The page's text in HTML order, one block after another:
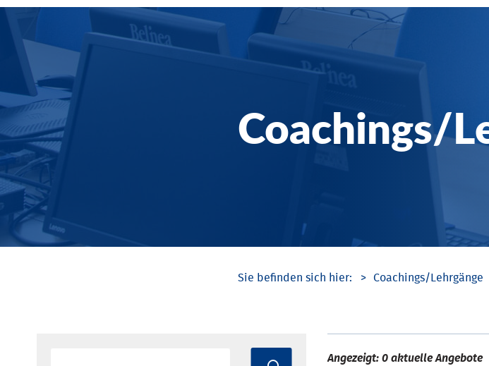
Coachings/­
Coachings/­Lehrgänge
Angezeigt: 0 aktuelle Angebote